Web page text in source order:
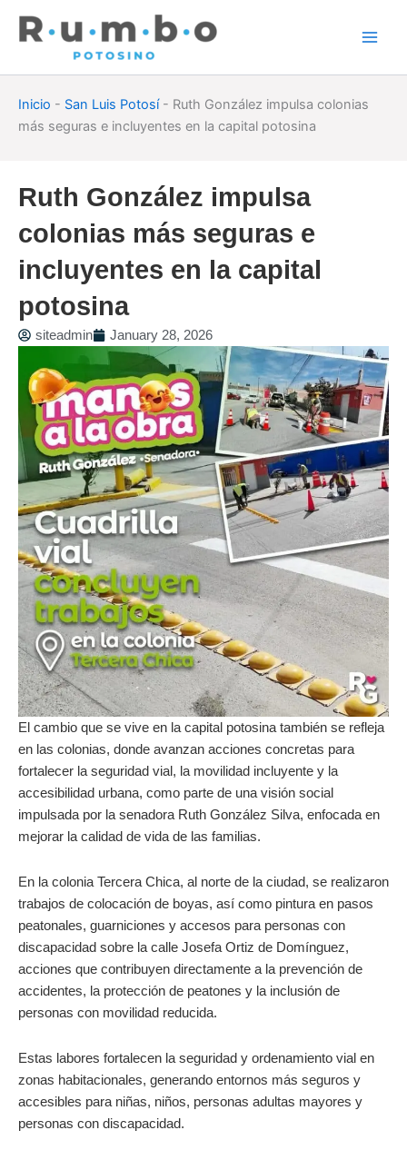
Inicio - San Luis Potosí- Ruth González impulsa colonias
más seguras e incluyentes en la capital potosina
Ruth González impulsa
colonias más seguras e
incluyentes en la capital
potosina
siteadmin January 28, 2026
El cambio que se vive en la capital potosina también se refleja
en las colonias, donde avanzan acciones concretas para
fortalecer la seguridad vial, la movilidad incluyente y la
accesibilidad urbana, como parte de una visión social
impulsada por la senadora Ruth González Silva, enfocada en
mejorar la calidad de vida de las familias.
En la colonia Tercera Chica, al norte de la ciudad, se realizaron
trabajos de colocación de boyas, así como pintura en pasos
peatonales, guarniciones y accesos para personas con
discapacidad sobre la calle Josefa Ortiz de Domínguez,
acciones que contribuyen directamente a la prevención de
accidentes, la protección de peatones y la inclusión de
personas con movilidad reducida.
Estas labores fortalecen la seguridad y ordenamiento vial en
zonas habitacionales, generando entornos más seguros y
accesibles para niñas, niños, personas adultas mayores y
personas con discapacidad.